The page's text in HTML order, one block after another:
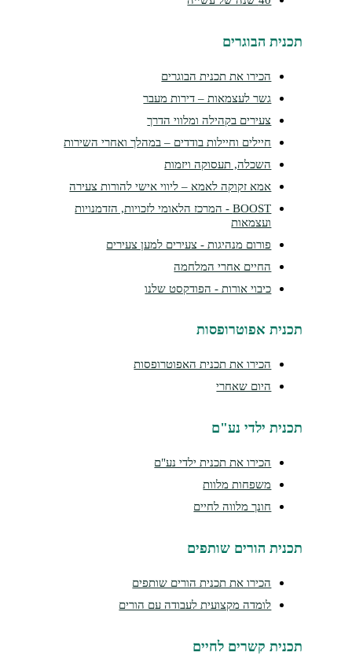
הבוגרים
הכירו את תכנית הבוגרים
גשר לעצמאות – דירות מעבר
צעירים בקהילה ומלווי הדרך
חיילים וחיילות בודדים – במהלך ואחרי השירות
השכלה, תעסוקה ויזמות
אמא זקוקה לאמא – ליווי אישי להורות צעירה
BOOST - המרכז הלאומי לזכויות, הזדמנויות
פורום מנהיגות - צעירים למען צעירים
החיים אחרי המלחמה
כיבוי אורות - הפודקסט שלנו
אפוטרופסות
הכירו את תכנית האפוטרופסות
היום שאחרי
ילדי נע"ם
הכירו את תכנית ילדי נע"ם
משפחות מלוות
חונך מלווה לחיים
הורים שותפים
הכירו את תכנית הורים שותפים
לומדה מקצועית לעבודה עם הורים
קשרים לחיים